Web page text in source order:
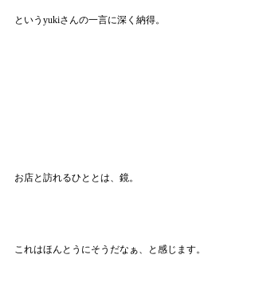
というyukiさんの一言に深く納得。
お店と訪れるひととは、鏡。
これはほんとうにそうだなぁ、と感じます。